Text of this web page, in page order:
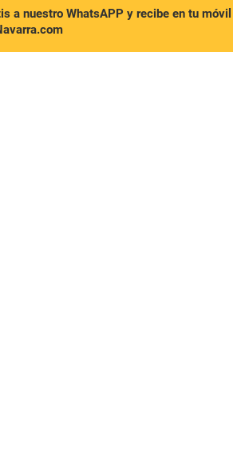
a nuestro WhatsAPP y recibe en tu móvil